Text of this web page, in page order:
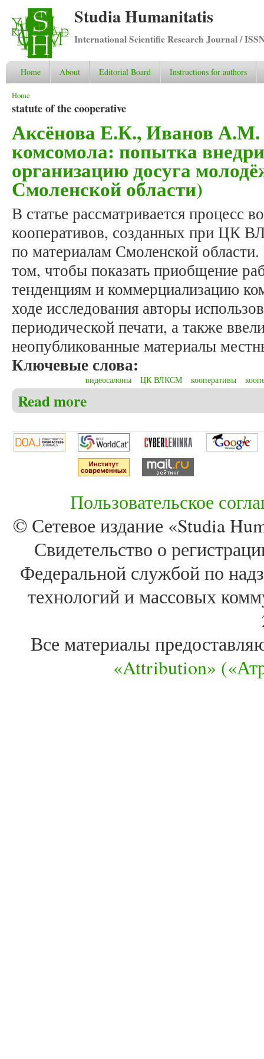
Studia Humanitatis
International Scientific Research Journal /
Home About Editorial Board Instructions for authors
You are here
Home
statute of the cooperative
Аксёнова Е.К., Иванов А.М.
комсомола: попытка
организацию досуга
Смоленской области)
В статье рассматривается процесс
кооперативов, созданных при ЦК
по материалам Смоленской
том, чтобы показать приобщение
тенденциям и коммерциализацию
ходе исследования авторы
периодической печати, а также
неопубликованные материалы
Ключевые слова:
видеосалоны ЦК ВЛКСМ кооперативы
Read more
Пользовательское
© Сетевое издание «Studia
Свидетельство о
Федеральной службой по
технологий и массовых
Все материалы
«Attribution»